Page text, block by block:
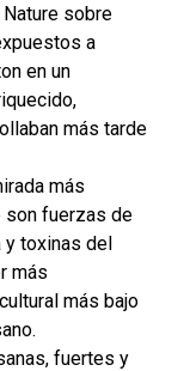
sobre
a
en un
más tarde
más
son fuerzas de
y toxinas del
más
más bajo
fuertes y